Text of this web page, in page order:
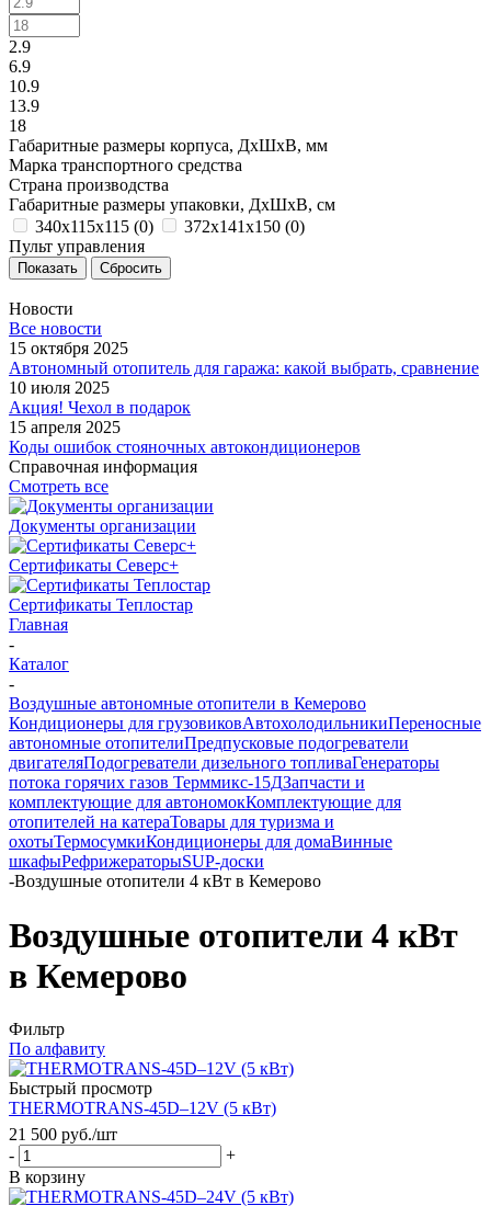
2.9
6.9
10.9
13.9
18
Габаритные размеры корпуса, ДxШxВ, мм
Марка транспортного средства
Страна производства
Габаритные размеры упаковки, ДxШxВ, см
340х115х115 (0) 372х141х150 (0)
Пульт управления
Сбросить
Новости
Все новости
15 октября 2025
Автономный отопитель для гаража: какой выбрать, сравнение
10 июля 2025
Акция! Чехол в подарок
15 апреля 2025
Коды ошибок стояночных автокондиционеров
Справочная информация
Смотреть все
Документы организации
Сертификаты Северс+
Сертификаты Теплостар
Главная
-
Каталог
-
Воздушные автономные отопители в Кемерово
Кондиционеры для грузовиковАвтохолодильникиПереносные
автономные отопителиПредпусковые подогреватели
двигателяПодогреватели дизельного топливаГенераторы
потока горячих газов Терммикс-15ДЗапчасти и
комплектующие для автономокКомплектующие для
отопителей на катераТовары для туризма и
охотыТермосумкиКондиционеры для домаВинные
шкафыРефрижераторыSUP-доски
-Воздушные отопители 4 кВт в Кемерово
Воздушные отопители 4 кВт
в Кемерово
Фильтр
По алфавиту
Быстрый просмотр
THERMOTRANS-45D–12V (5 кВт)
21 500 руб./шт
-
+
В корзину